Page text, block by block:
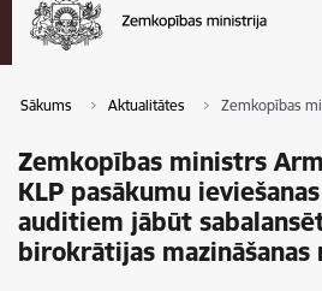
Sākums Aktualitātes Zemkopības
Zemkopības ministrs
KLP pasākumu
auditiem jābūt
birokrātijas mazināšanas